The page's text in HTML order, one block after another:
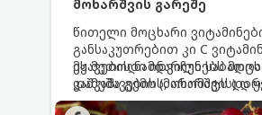
მოხარშვის გარეშე
წითელი მოცხარი
განსაკუთრებით კი C
მჟავების ნამდვილი
დამუშავების (მოხარშვის)
ნივთიერებების დიდი
ეს მეთოდი ინარჩუნებს
კაშკაშა გემოს, არომატს და
თვისებას.